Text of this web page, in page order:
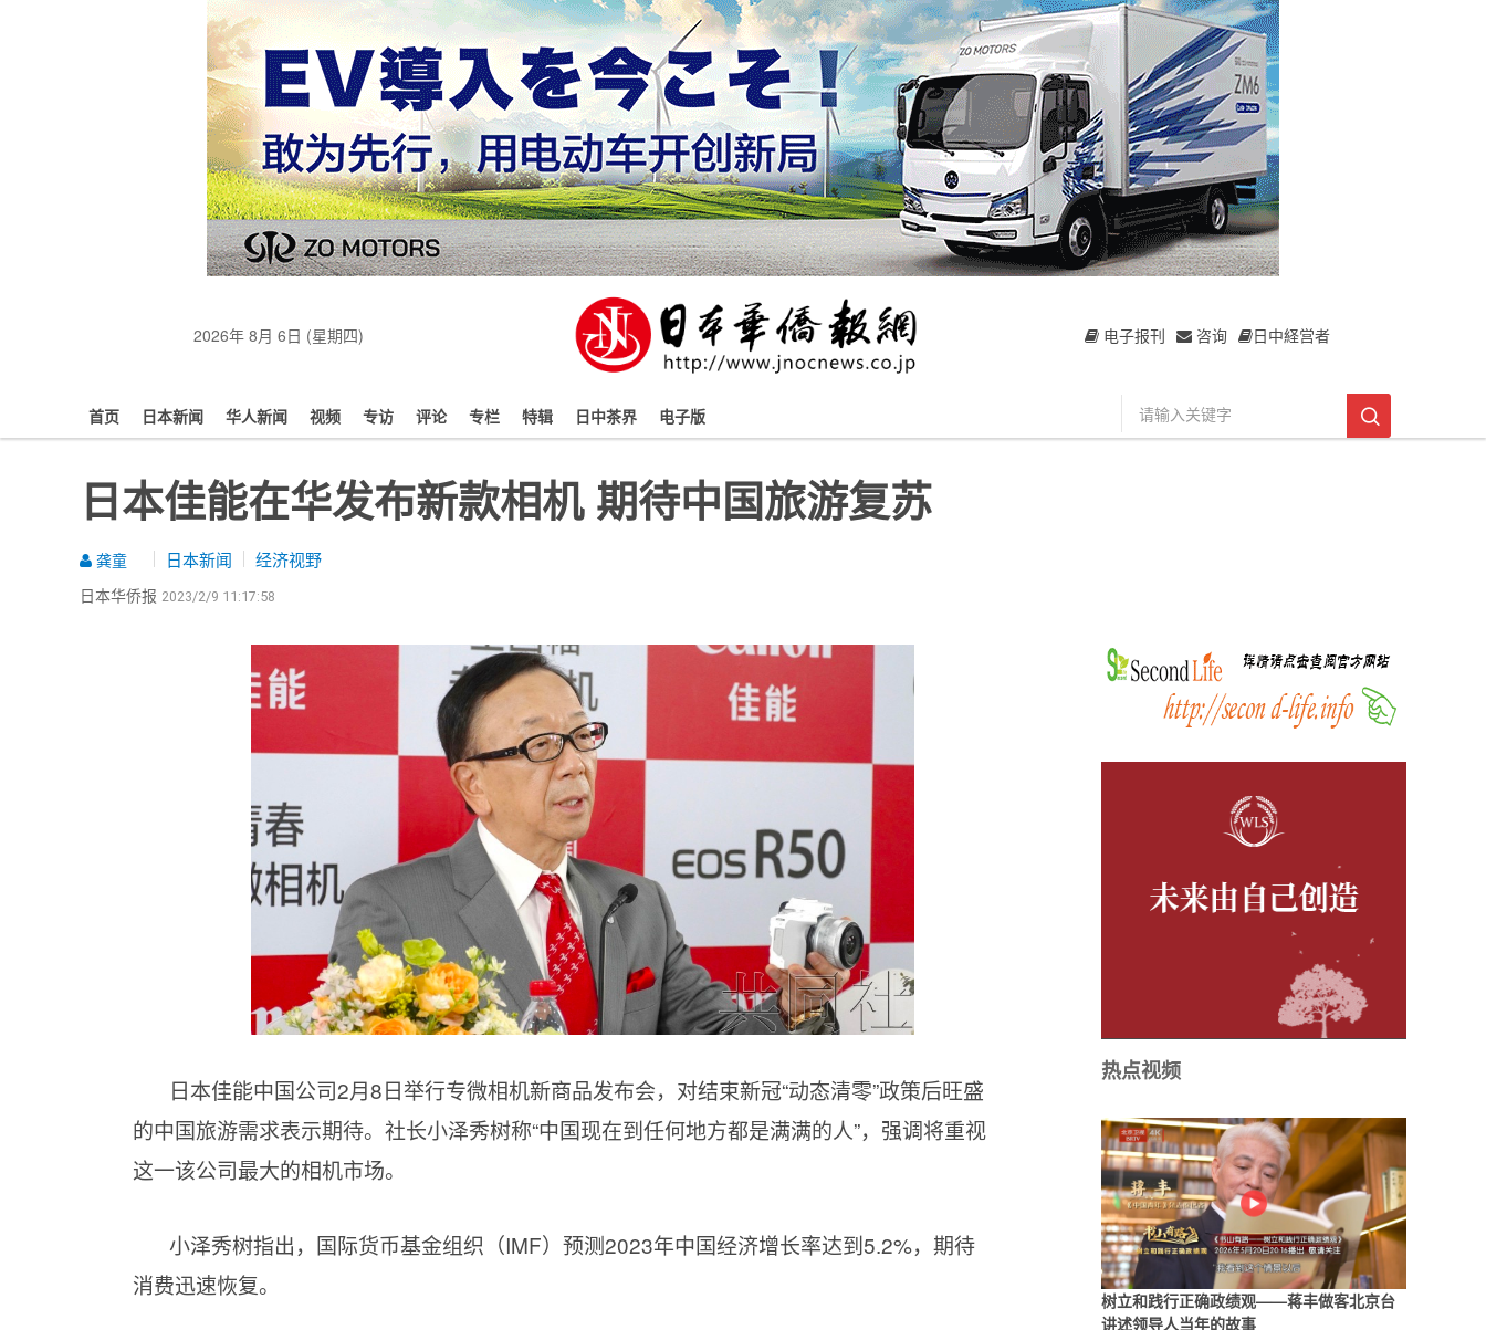
2026年 8月 6日 (星期四) 电子报刊 咨询 日中経営者
首页 日本新闻 华人新闻 视频 专访 评论 专栏 特辑 日中茶界 电子版
日本佳能在华发布新款相机 期待中国旅游复苏
龚童 日本新闻 经济视野
日本华侨报 2023/2/9 11:17:58
日本佳能中国公司2月8日举行专微相机新商品发布会，对结束新冠“动态清零”政策后旺盛
的中国旅游需求表示期待。社长小泽秀树称“中国现在到任何地方都是满满的人”，强调将重视
这一该公司最大的相机市场。
小泽秀树指出，国际货币基金组织（IMF）预测2023年中国经济增长率达到5.2%，期待
消费迅速恢复。
热点视频
树立和践行正确政绩观——蒋丰做客北京台
讲述领导人当年的故事